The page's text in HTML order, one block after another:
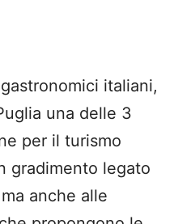
italiani,
una delle 3
per il turismo
gradimento legato
anche alle